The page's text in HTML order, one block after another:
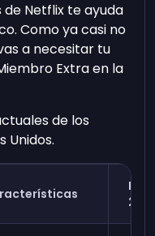
Netflix te ayuda
Como ya casi no
a necesitar tu
Extra en la
de los
Unidos.